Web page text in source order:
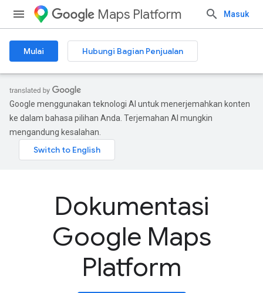
Maps Platform Masuk
Mulai Hubungi Bagian Penjualan
Google menggunakan teknologi AI untuk menerjemahkan konten
ke dalam bahasa pilihan Anda. Terjemahan AI mungkin
mengandung kesalahan.
Dokumentasi
Google Maps
Platform